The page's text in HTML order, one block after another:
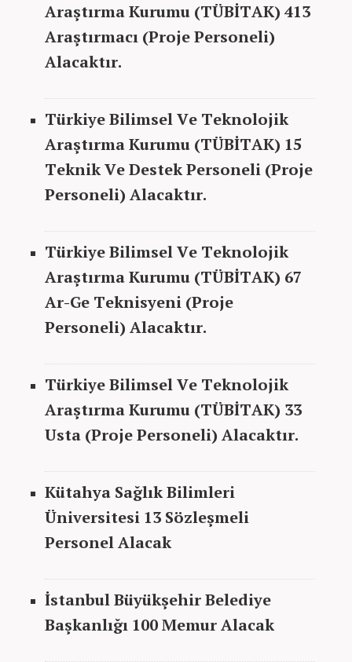
AraştırmaKurumu (TÜBİTAK) 413
Araştırmacı (Proje Personeli)
Alacaktır.
Türkiye Bilimsel Ve Teknolojik
AraştırmaKurumu (TÜBİTAK) 15
Teknik Ve Destek Personeli (Proje
Personeli) Alacaktır.
Türkiye Bilimsel Ve Teknolojik
AraştırmaKurumu (TÜBİTAK) 67
Ar-Ge Teknisyeni (Proje
Personeli) Alacaktır.
Türkiye Bilimsel Ve Teknolojik
AraştırmaKurumu (TÜBİTAK) 33
Usta (Proje Personeli) Alacaktır.
Kütahya Sağlık Bilimleri
Üniversitesi 13 Sözleşmeli
Personel Alacak
İstanbulBüyükşehir Belediye
Başkanlığı 100 Memur Alacak